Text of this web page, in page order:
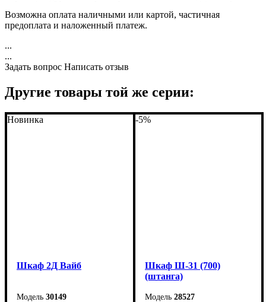
Возможна оплата наличными или картой, частичная
предоплата и наложенный платеж.
...
...
Задать вопрос Написать отзыв
Другие товары той же серии:
Новинка
Шкаф 2Д Вайб
30149
-5%
Шкаф Ш-31 (700)
(штанга)
28527